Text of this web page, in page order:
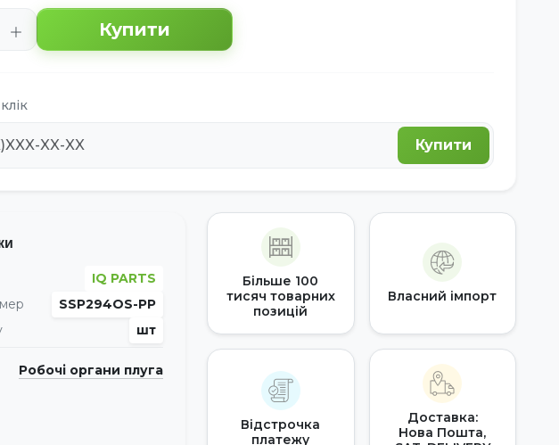
Купити
Купити
IQ PARTS
SSP294OS-PP
шт
Робочі органи плуга
Більше 100
тисяч товарних
позицій
Власний імпорт
Відстрочка
платежу
Доставка:
Нова Пошта,